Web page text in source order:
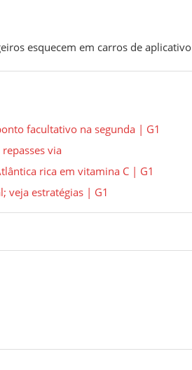
esquecem em carros de aplicativo
facultativo na segunda | G1
via
rica em vitamina C | G1
veja estratégias | G1